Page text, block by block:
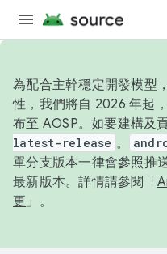
為配合主幹穩定開發模型
性，我們將自 2026 年起
布至 AOSP。如要建構及
latest-release 。
單分支版本一律會參照推
最新版本。詳情請參閱「
更 」。